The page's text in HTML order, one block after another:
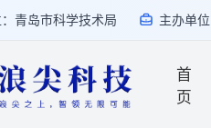
青岛市科学技术局 主办单
首
页